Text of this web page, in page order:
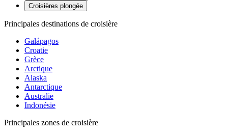
Croisières plongée
Principales destinations de croisière
Galápagos
Croatie
Grèce
Arctique
Alaska
Antarctique
Australie
Indonésie
Principales zones de croisière